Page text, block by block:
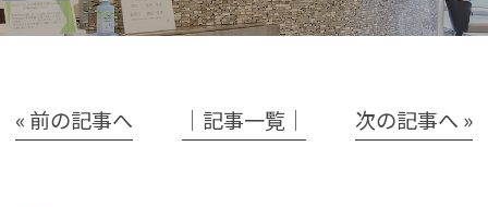
« 前の記事へ │記事一覧│ 次の記事へ »